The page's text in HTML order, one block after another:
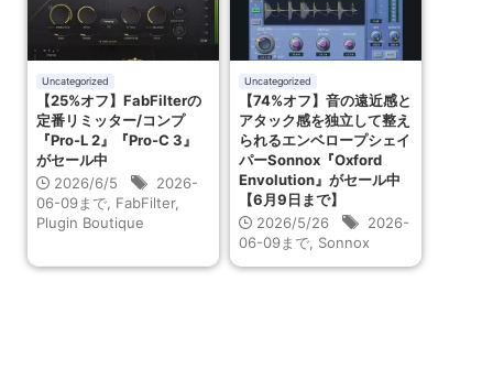
Uncategorized
【25%オフ】FabFilterの
定番リミッター/コンプ
『Pro-L 2』『Pro-C 3』
がセール中
2026/6/5
2026-
06-09まで FabFilter,
Plugin Boutique
Uncategorized
【74%オフ】音の遠近感と
アタック感を独立して整え
られるエンベロープシェイ
パーSonnox『Oxford
Envolution』がセール中
【6月9日まで】
2026/5/26
2026-
06-09まで Sonnox